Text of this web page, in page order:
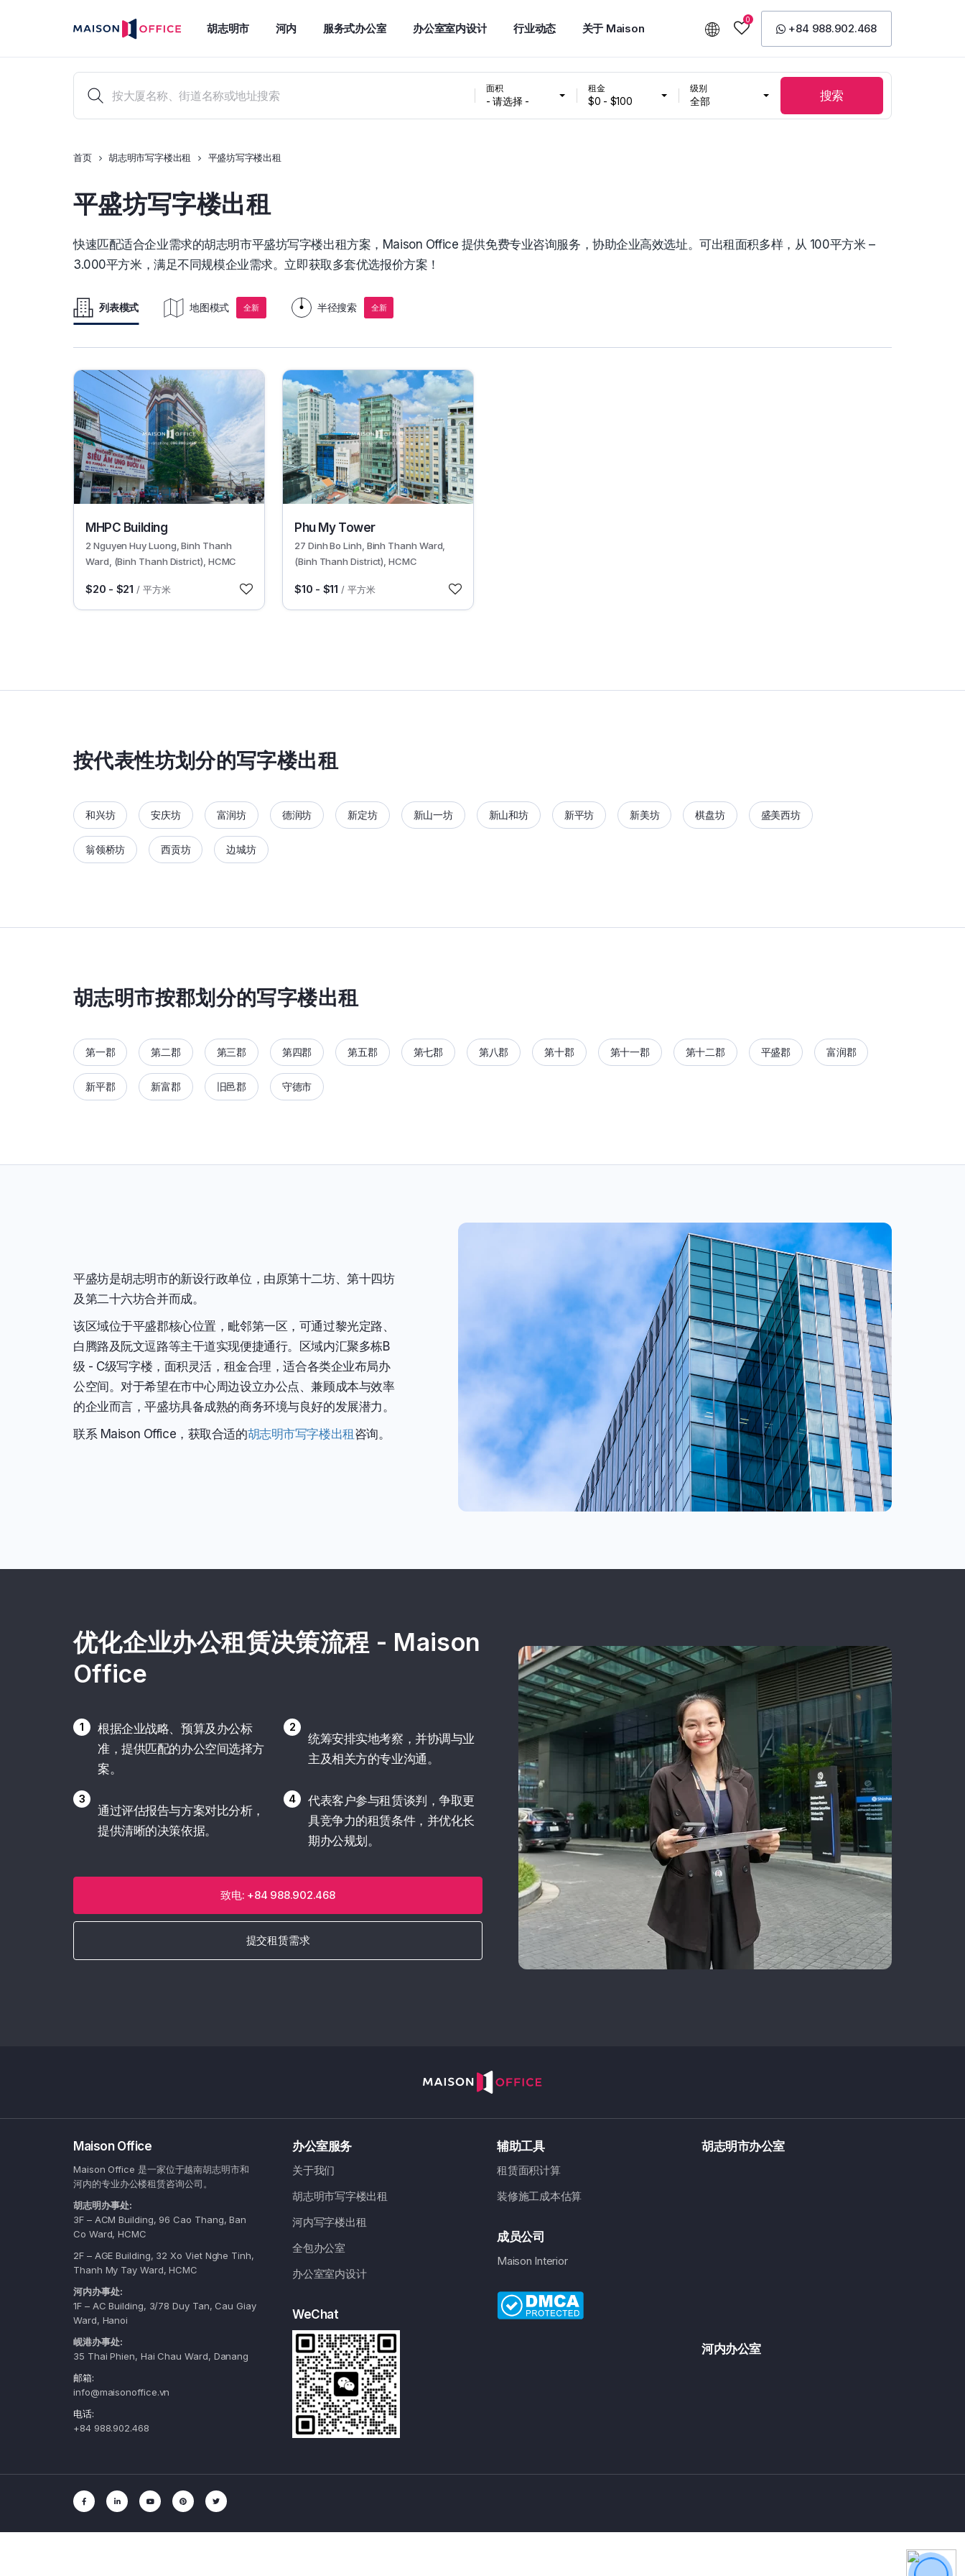
胡志明市 河内 服务式办公室 办公室室内设计 行业动态 关于 Maison
0
+84 988.902.468
面积
- 请选择 -
租金
$0 - $100
级别
全部 搜索
首页 胡志明市写字楼出租 平盛坊写字楼出租
平盛坊写字楼出租
快速匹配适合企业需求的胡志明市平盛坊写字楼出租方案，Maison Office 提供免费专业咨询服务，协助企业高效选址。可出租面积多样，从 100平方米 –
3.000平方米，满足不同规模企业需求。立即获取多套优选报价方案！
列表模式 地图模式 全新 半径搜索 全新
MHPC Building
2 Nguyen Huy Luong, Binh Thanh
Ward, (Binh Thanh District), HCMC
$20 - $21 / 平方米
Phu My Tower
27 Dinh Bo Linh, Binh Thanh Ward,
(Binh Thanh District), HCMC
$10 - $11 / 平方米
按代表性坊划分的写字楼出租
和兴坊 安庆坊 富润坊 德润坊 新定坊 新山一坊 新山和坊 新平坊 新美坊 棋盘坊 盛美西坊
翁领桥坊 西贡坊 边城坊
胡志明市按郡划分的写字楼出租
第一郡 第二郡 第三郡 第四郡 第五郡 第七郡 第八郡 第十郡 第十一郡 第十二郡 平盛郡 富润郡
新平郡 新富郡 旧邑郡 守德市
平盛坊是胡志明市的新设行政单位，由原第十二坊、第十四坊
及第二十六坊合并而成。
该区域位于平盛郡核心位置，毗邻第一区，可通过黎光定路、
白腾路及阮文逗路等主干道实现便捷通行。区域内汇聚多栋B
级 - C级写字楼，面积灵活，租金合理，适合各类企业布局办
公空间。对于希望在市中心周边设立办公点、兼顾成本与效率
的企业而言，平盛坊具备成熟的商务环境与良好的发展潜力。
联系 Maison Office，获取合适的胡志明市写字楼出租 咨询。
优化企业办公租赁决策流程 - Maison
Office
1
根据企业战略、预算及办公标
准，提供匹配的办公空间选择方
案。
2
统筹安排实地考察，并协调与业
主及相关方的专业沟通。
3
通过评估报告与方案对比分析，
提供清晰的决策依据。
4
代表客户参与租赁谈判，争取更
具竞争力的租赁条件，并优化长
期办公规划。
致电: +84 988.902.468
提交租赁需求
Maison Office
Maison Office 是一家位于越南胡志明市和
河内的专业办公楼租赁咨询公司。
胡志明办事处:
3F – ACM Building, 96 Cao Thang, Ban
Co Ward, HCMC
2F – AGE Building, 32 Xo Viet Nghe Tinh,
Thanh My Tay Ward, HCMC
河内办事处:
1F – AC Building, 3/78 Duy Tan, Cau Giay
Ward, Hanoi
岘港办事处:
35 Thai Phien, Hai Chau Ward, Danang
邮箱:
info@maisonoffice.vn
电话:
+84 988.902.468
办公室服务
关于我们
胡志明市写字楼出租
河内写字楼出租
全包办公室
办公室室内设计
WeChat
辅助工具
租赁面积计算
装修施工成本估算
成员公司
Maison Interior
胡志明市办公室
河内办公室